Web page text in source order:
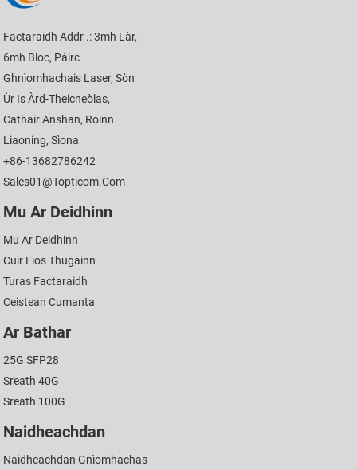
Factaraidh Addr .: 3mh Làr,
6mh Bloc, Pàirc
Ghnìomhachais Laser, Sòn
Ùr Is Àrd-Theicneòlas,
Cathair Anshan, Roinn
Liaoning, Sìona
+86-13682786242
Sales01@topticom.com
Mu Ar Deidhinn
Mu Ar Deidhinn
Cuir Fios Thugainn
Turas Factaraidh
Ceistean Cumanta
Ar Bathar
25G SFP28
Sreath 40G
Sreath 100G
Naidheachdan
Naidheachdan Gnìomhachas